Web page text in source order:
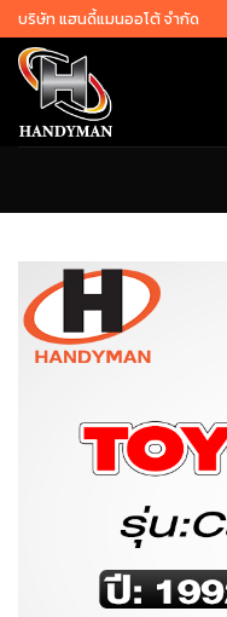
Skip
to
content
บริษัท แฮนดี้แมนออโต้ จำกัด